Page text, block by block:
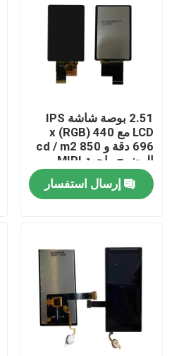
بيت
عرض الواقع الافتراضي
معلومات عنا
2.51 بوصة شاشة IPS
LCD مع 440 (RGB) x
696 دقة و 850 cd / m2
الوضوح واجهة MIPI
إرسال استفسار